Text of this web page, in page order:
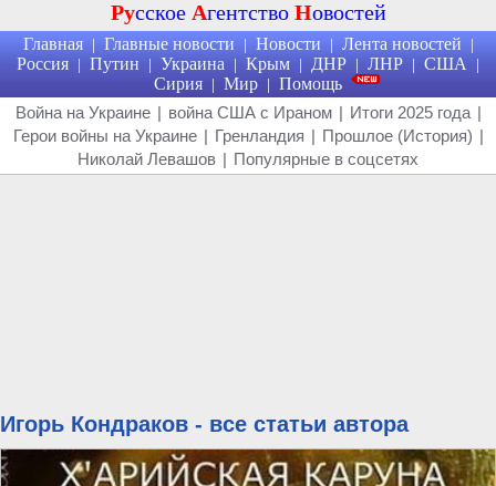
Русское Агентство Новостей
Главная | Главные новости | Новости | Лента новостей |
Россия | Путин | Украина | Крым | ДНР | ЛНР | США |
Сирия | Мир | Помощь
Война на Украине | война США с Ираном | Итоги 2025 года |
Герои войны на Украине | Гренландия | Прошлое (История) |
Николай Левашов | Популярные в соцсетях
Игорь Кондраков - все статьи автора